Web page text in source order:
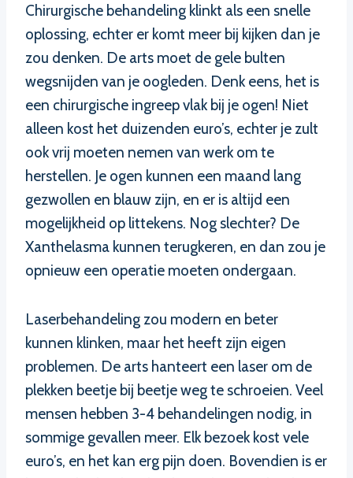
Chirurgische behandeling klinkt als een snelle
oplossing, echter er komt meer bij kijken dan je
zou denken. De arts moet de gele bulten
wegsnijden van je oogleden. Denk eens, het is
een chirurgische ingreep vlak bij je ogen! Niet
alleen kost het duizenden euro’s, echter je zult
ook vrij moeten nemen van werk om te
herstellen. Je ogen kunnen een maand lang
gezwollen en blauw zijn, en er is altijd een
mogelijkheid op littekens. Nog slechter? De
Xanthelasma kunnen terugkeren, en dan zou je
opnieuw een operatie moeten ondergaan.
Laserbehandeling zou modern en beter
kunnen klinken, maar het heeft zijn eigen
problemen. De arts hanteert een laser om de
plekken beetje bij beetje weg te schroeien. Veel
mensen hebben 3-4 behandelingen nodig, in
sommige gevallen meer. Elk bezoek kost vele
euro’s, en het kan erg pijn doen. Bovendien is er